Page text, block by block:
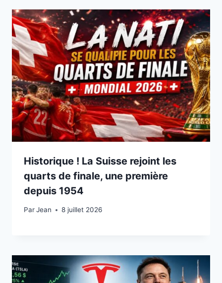
Historique ! La Suisse rejoint les
quarts de finale, une première
depuis 1954
ParJean
8 juillet 20268 juillet 2026